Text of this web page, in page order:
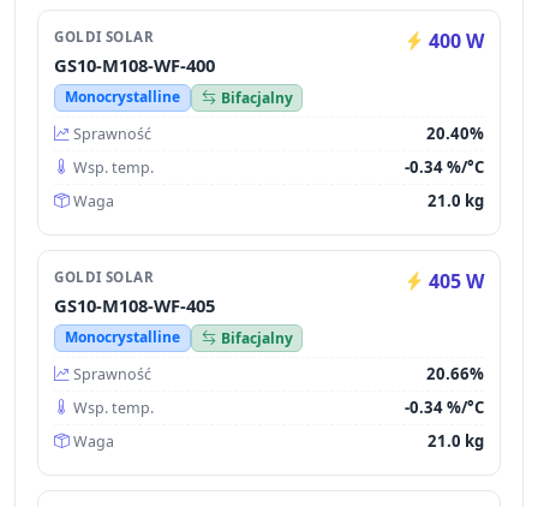
GOLDI SOLAR 400 W
GS10-M108-WF-400
Monocrystalline
Bifacjalny
Sprawność
20.40%
Wsp. temp. -0.34 %/°C
Waga 21.0 kg
GOLDI SOLAR 405 W
GS10-M108-WF-405
Monocrystalline
Bifacjalny
Sprawność
20.66%
Wsp. temp. -0.34 %/°C
Waga 21.0 kg